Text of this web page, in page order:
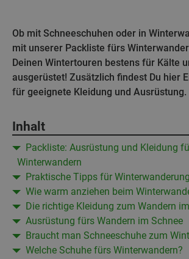
Ob mit Schneeschuhen oder in
mit unserer Packliste fürs
Deinen Wintertouren bestens für Kälte
ausgerüstet! Zusätzlich findest Du hier
für geeignete Kleidung und Ausrüstung.
Inhalt
Packliste: Ausrüstung und Kleidung
Winterwandern
Praktische Tipps für
Wie warm anziehen beim
Die richtige Kleidung zum Wandern
Ausrüstung fürs Wandern im Schnee
Braucht man Schneeschuhe zum
Welche Schuhe fürs Winterwandern?